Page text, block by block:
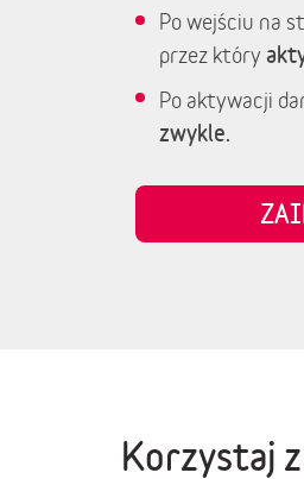
Po wejściu na
przez który
Po aktywacji
zwykle.
Korzystaj